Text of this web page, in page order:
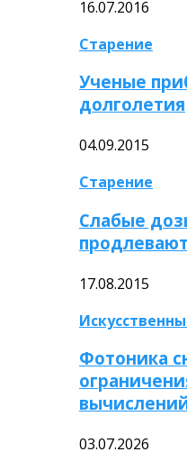
16.07.2016
Старение
Ученые
долголетия
04.09.2015
Старение
Слабые
17.08.2015
Фотоника
03.07.2026